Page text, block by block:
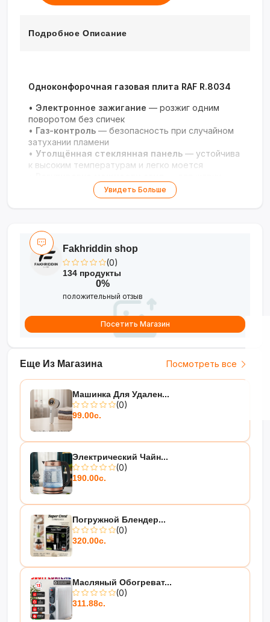
Подробное Описание
Одноконфорочная газовая плита RAF R.8034
• Электронное зажигание — розжиг одним
поворотом без спичек
• Газ-контроль — безопасность при случайном
затухании пламени
• Утолщённая стеклянная панель — устойчива
к высоким температурам и легко моется
тушения и медленной готовки
Компактный дизайн— идеальна для дачи,
Безопасность и практичность для вашего
удобства!
Увидеть Больше
Еще Из Магазина Посмотреть все
Машинка Для Удален...
(0)
99.00с.
Электрический Чайн...
(0)
190.00с.
Погружной Блендер...
(0)
320.00с.
Масляный Обогреват...
(0)
311.88с.
Fakhriddin shop
(0)
134 продукты
0%
положительный отзыв
Посетить Магазин